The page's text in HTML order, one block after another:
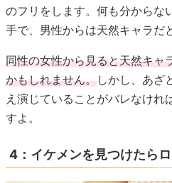
のフリをします。何も分からな
手で、男性からは天然キャラだ
同性の女性から見ると天然キャ
かもしれません。しかし、あざ
え演じていることがバレなけれ
すよ。
4：イケメンを見つけたら